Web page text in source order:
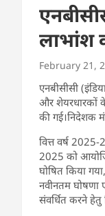
लाभांश
February 21,
एनबीसीसी
और शेयरधारकों
की गई।निदेशक
वित्त वर्ष
2025 को
घोषित किया
नवीनतम घोषणा
संवर्धित करने हेतु